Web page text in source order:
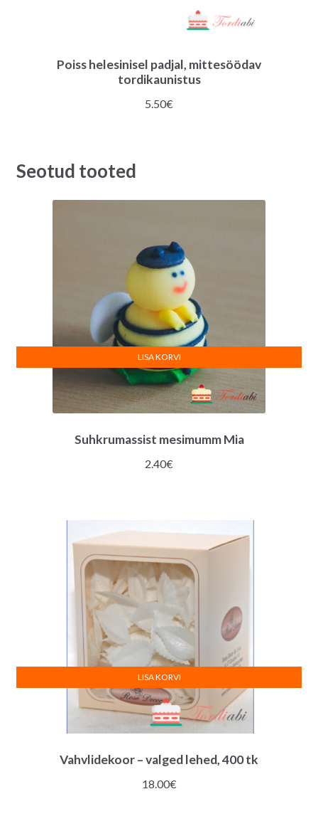
Poiss helesinisel padjal, mittesöödav
tordikaunistus
5.50€
Seotud tooted
Suhkrumassist mesimumm Mia
2.40€
LISA KORVI
Vahvlidekoor – valged lehed, 400 tk
18.00€
LISA KORVI